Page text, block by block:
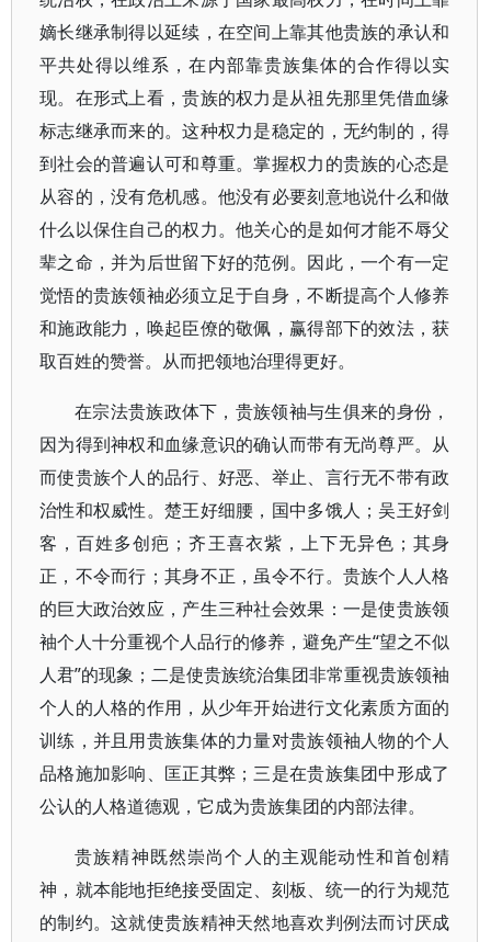
嫡长继承制得以延续，在空间上靠其他贵族的承认和
平共处得以维系，在内部靠贵族集体的合作得以实
现。在形式上看，贵族的权力是从祖先那里凭借血缘
标志继承而来的。这种权力是稳定的，无约制的，得
到社会的普遍认可和尊重。掌握权力的贵族的心态是
从容的，没有危机感。他没有必要刻意地说什么和做
什么以保住自己的权力。他关心的是如何才能不辱父
辈之命，并为后世留下好的范例。因此，一个有一定
觉悟的贵族领袖必须立足于自身，不断提高个人修养
和施政能力，唤起臣僚的敬佩，赢得部下的效法，获
取百姓的赞誉。从而把领地治理得更好。
在宗法贵族政体下，贵族领袖与生俱来的身份，
因为得到神权和血缘意识的确认而带有无尚尊严。从
而使贵族个人的品行、好恶、举止、言行无不带有政
治性和权威性。楚王好细腰，国中多饿人；吴王好剑
客，百姓多创疤；齐王喜衣紫，上下无异色；其身
正，不令而行；其身不正，虽令不行。贵族个人人格
的巨大政治效应，产生三种社会效果：一是使贵族领
袖个人十分重视个人品行的修养，避免产生“望之不似
人君”的现象；二是使贵族统治集团非常重视贵族领袖
个人的人格的作用，从少年开始进行文化素质方面的
训练，并且用贵族集体的力量对贵族领袖人物的个人
品格施加影响、匡正其弊；三是在贵族集团中形成了
公认的人格道德观，它成为贵族集团的内部法律。
贵族精神既然崇尚个人的主观能动性和首创精
神，就本能地拒绝接受固定、刻板、统一的行为规范
的制约。这就使贵族精神天然地喜欢判例法而讨厌成